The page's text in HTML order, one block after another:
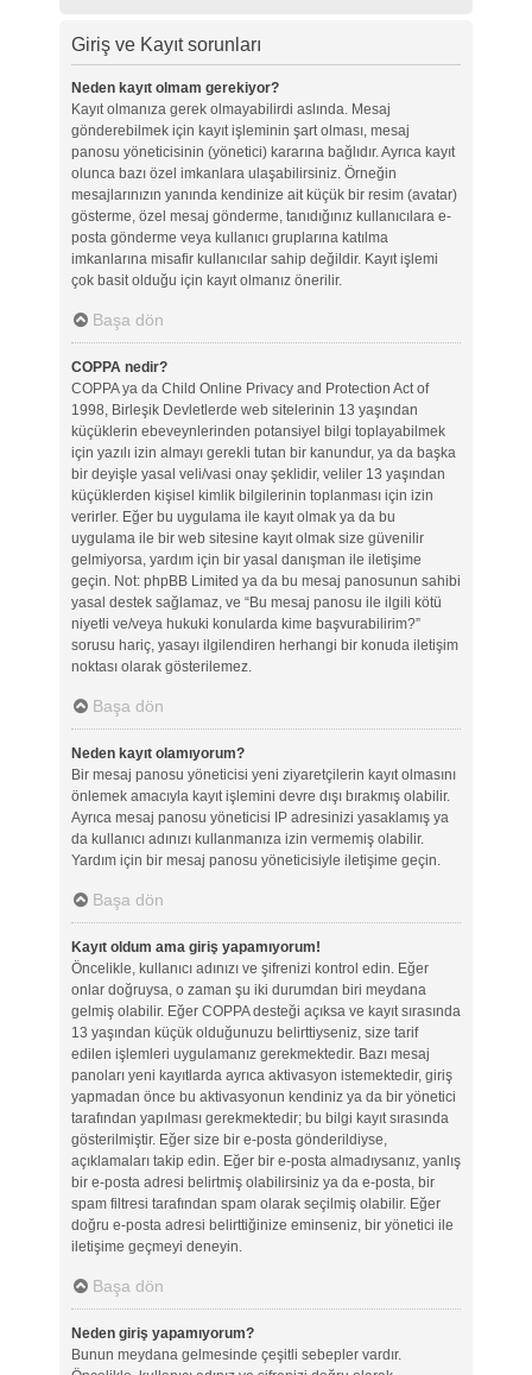
Giriş ve Kayıt sorunları
Neden kayıt olmam gerekiyor?
Kayıt olmanıza gerek olmayabilirdi aslında. Mesaj
gönderebilmek için kayıt işleminin şart olması, mesaj
panosu yöneticisinin (yönetici) kararına bağlıdır. Ayrıca kayıt
olunca bazı özel imkanlara ulaşabilirsiniz. Örneğin
mesajlarınızın yanında kendinize ait küçük bir resim (avatar)
gösterme, özel mesaj gönderme, tanıdığınız kullanıcılara e-
posta gönderme veya kullanıcı gruplarına katılma
imkanlarına misafir kullanıcılar sahip değildir. Kayıt işlemi
çok basit olduğu için kayıt olmanız önerilir.
Başa dön
COPPA nedir?
COPPA ya da Child Online Privacy and Protection Act of
1998, Birleşik Devletlerde web sitelerinin 13 yaşından
küçüklerin ebeveynlerinden potansiyel bilgi toplayabilmek
için yazılı izin almayı gerekli tutan bir kanundur, ya da başka
bir deyişle yasal veli/vasi onay şeklidir, veliler 13 yaşından
küçüklerden kişisel kimlik bilgilerinin toplanması için izin
verirler. Eğer bu uygulama ile kayıt olmak ya da bu
uygulama ile bir web sitesine kayıt olmak size güvenilir
gelmiyorsa, yardım için bir yasal danışman ile iletişime
geçin. Not: phpBB Limited ya da bu mesaj panosunun sahibi
yasal destek sağlamaz, ve “Bu mesaj panosu ile ilgili kötü
niyetli ve/veya hukuki konularda kime başvurabilirim?”
sorusu hariç, yasayı ilgilendiren herhangi bir konuda iletişim
noktası olarak gösterilemez.
Başa dön
Neden kayıt olamıyorum?
Bir mesaj panosu yöneticisi yeni ziyaretçilerin kayıt olmasını
önlemek amacıyla kayıt işlemini devre dışı bırakmış olabilir.
Ayrıca mesaj panosu yöneticisi IP adresinizi yasaklamış ya
da kullanıcı adınızı kullanmanıza izin vermemiş olabilir.
Yardım için bir mesaj panosu yöneticisiyle iletişime geçin.
Başa dön
Kayıt oldum ama giriş yapamıyorum!
Öncelikle, kullanıcı adınızı ve şifrenizi kontrol edin. Eğer
onlar doğruysa, o zaman şu iki durumdan biri meydana
gelmiş olabilir. Eğer COPPA desteği açıksa ve kayıt sırasında
13 yaşından küçük olduğunuzu belirttiyseniz, size tarif
edilen işlemleri uygulamanız gerekmektedir. Bazı mesaj
panoları yeni kayıtlarda ayrıca aktivasyon istemektedir, giriş
yapmadan önce bu aktivasyonun kendiniz ya da bir yönetici
tarafından yapılması gerekmektedir; bu bilgi kayıt sırasında
gösterilmiştir. Eğer size bir e-posta gönderildiyse,
açıklamaları takip edin. Eğer bir e-posta almadıysanız, yanlış
bir e-posta adresi belirtmiş olabilirsiniz ya da e-posta, bir
spam filtresi tarafından spam olarak seçilmiş olabilir. Eğer
doğru e-posta adresi belirttiğinize eminseniz, bir yönetici ile
iletişime geçmeyi deneyin.
Başa dön
Neden giriş yapamıyorum?
Bunun meydana gelmesinde çeşitli sebepler vardır.